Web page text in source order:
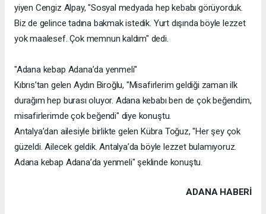
yiyen Cengiz Alpay, "Sosyal medyada hep kebabı görüyorduk.
Biz de gelince tadına bakmak istedik. Yurt dışında böyle lezzet
yok maalesef. Çok memnun kaldım" dedi.
"Adana kebap Adana’da yenmeli"
Kıbrıs’tan gelen Aydın Biroğlu, "Misafirlerim geldiği zaman ilk
durağım hep burası oluyor. Adana kebabı ben de çok beğendim,
misafirlerimde çok beğendi" diye konuştu.
Antalya’dan ailesiyle birlikte gelen Kübra Toğuz, "Her şey çok
güzeldi. Ailecek geldik. Antalya’da böyle lezzet bulamıyoruz.
Adana kebap Adana’da yenmeli" şeklinde konuştu.
ADANA HABERİ